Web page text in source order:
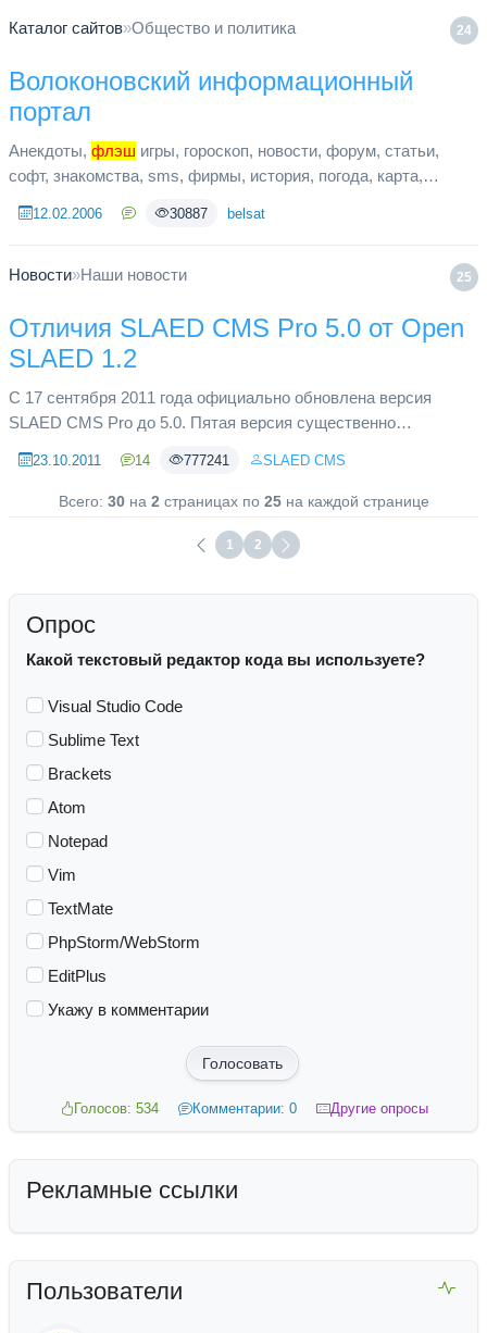
24
Каталог сайтов»Общество и политика
Волоконовский информационный
портал
Анекдоты, флэш игры, гороскоп, новости, форум, статьи,
софт, знакомства, sms, фирмы, история, погода, карта,
12.02.2006 30887 belsat
25
Новости»Наши новости
Отличия SLAED CMS Pro 5.0 от Open
SLAED 1.2
С 17 сентября 2011 года официально обновлена версия
SLAED CMS Pro до 5.0. Пятая версия существенно
отличается от актуально...
23.10.2011 14 777241 SLAED CMS
Всего: 30на 2 страницах по 25на каждой странице
1 2
Опрос
Какой текстовый редактор кода вы используете?
Visual Studio Code
Sublime Text
Brackets
Atom
Notepad
Vim
TextMate
PhpStorm/WebStorm
EditPlus
Укажу в комментарии
Голосовать
Голосов: 534 Комментарии: 0 Другие опросы
Рекламные ссылки
Пользователи